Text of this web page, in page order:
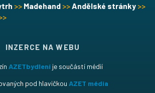
>> Madehand >>Andělské stránky >>
INZERCE NA WEBU
AZETbydlení je součástí médií
pod hlavičkou AZET média